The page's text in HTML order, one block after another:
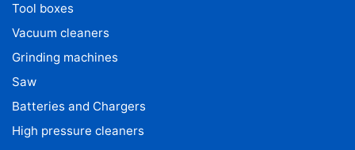
Tool boxes
Vacuum cleaners
Grinding machines
Saw
Batteries and Chargers
High pressure cleaners